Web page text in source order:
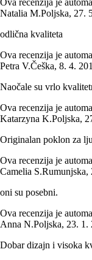
Ova recenzija je
Natalia M.Poljska, 27.
odlična kvaliteta
Ova recenzija je
Petra V.Češka, 8. 4.
Naočale su vrlo
Ova recenzija je
Katarzyna K.Poljska,
Originalan poklon za
Ova recenzija je
Camelia S.Rumunjska,
oni su posebni.
Ova recenzija je
Anna N.Poljska, 23. 1.
Dobar dizajn i visoka